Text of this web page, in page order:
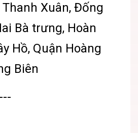
Xuân, Đống
Bà trưng, Hoàn
Hồ, Quận Hoàng
Biên